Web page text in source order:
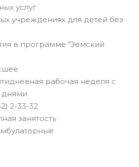
услуг
учреждениях для детей без
в программе "Земский
рабочая неделя с
2-33-32
занятость